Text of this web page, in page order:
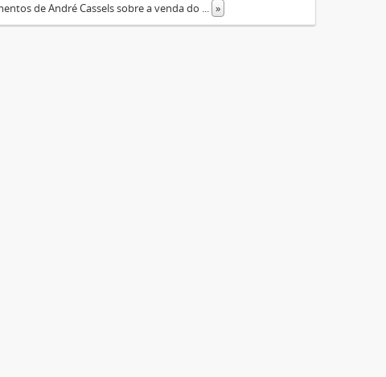
de André Cassels sobre a venda do ... »